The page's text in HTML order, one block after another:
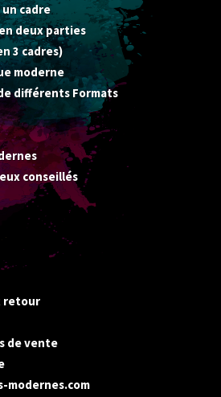
cadre
deux parties
3 cadres)
moderne
différents Formats
conseillés
retour
de vente
modernes.com